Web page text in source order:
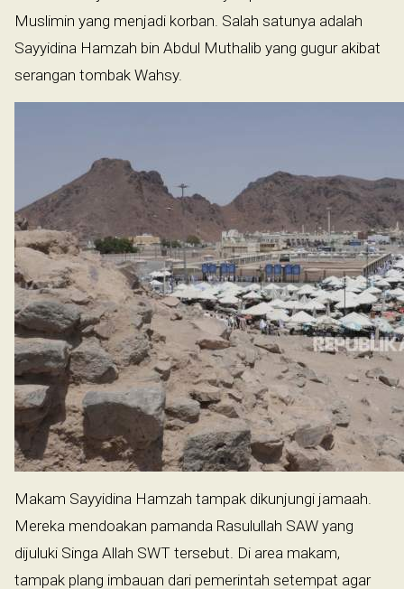
Muslimin yang menjadi korban. Salah satunya adalah
Sayyidina Hamzah bin Abdul Muthalib yang gugur akibat
serangan tombak Wahsy.
Makam Sayyidina Hamzah tampak dikunjungi jamaah.
Mereka mendoakan pamanda Rasulullah SAW yang
dijuluki Singa Allah SWT tersebut. Di area makam,
tampak plang imbauan dari pemerintah setempat agar